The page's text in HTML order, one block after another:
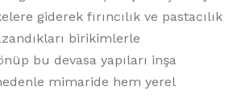
giderek fırıncılık ve pastacılık
birikimlerle
bu devasa yapıları inşa
mimaride hem yerel